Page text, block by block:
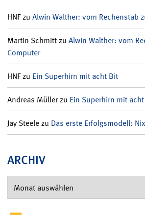
HNFzu Alwin Walther: vom Rechenstab
Martin Schmittzu Alwin Walther: vom
Computer
HNFzu Ein Superhirn mit acht Bit
Andreas Müllerzu Ein Superhirn mit
Jay Steelezu Das erste Erfolgsmodell:
ARCHIV